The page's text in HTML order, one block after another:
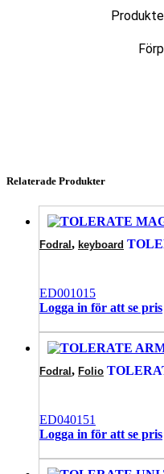
Relaterade Produkter
Fodral , keyboard
ED001015
Logga in för att se pris
Fodral , Folio
ED040151
Logga in för att se pris